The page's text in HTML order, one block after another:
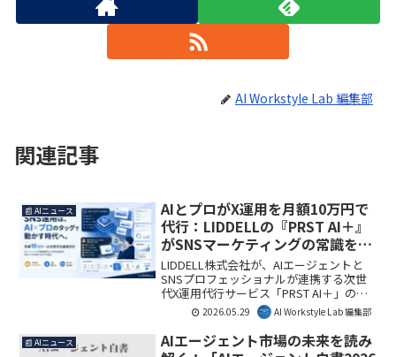
AI Workstyle Lab 編集部
関連記事
📰 AIニュース
AIとプロがX運用を月額10万円で
代行：LIDDELLの『PRST AI＋』
がSNSマーケティングの常識を変
える
LIDDELL株式会社が、AIエージェントと
SNSプロフェッショナルが連携する次世
代X運用代行サービス「PRST AI＋」の提
供を開始しました。月額10万円からの定
額制で、従来の運用コストを大幅に削減
し、企業のSNSマーケティングを効率化
します。AI Workstyle Lab編集部として
2026.05.29 AI Workstyle Lab 編集部
📰 AIニュース
AIエージェント市場の未来を読み